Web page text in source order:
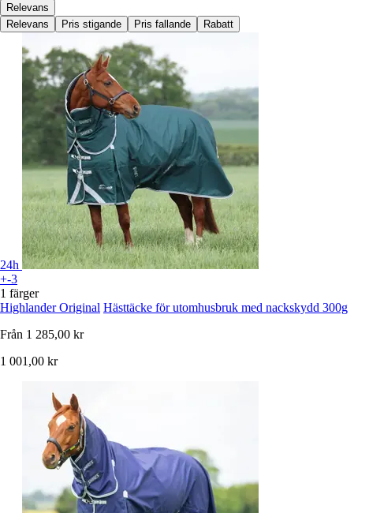
Relevans
Relevans
Pris stigande Pris fallande Rabatt
24h
+-3
1 färger
Highlander Original Hästtäcke för utomhusbruk med nackskydd 300g
Från 1 285,00 kr
1 001,00 kr